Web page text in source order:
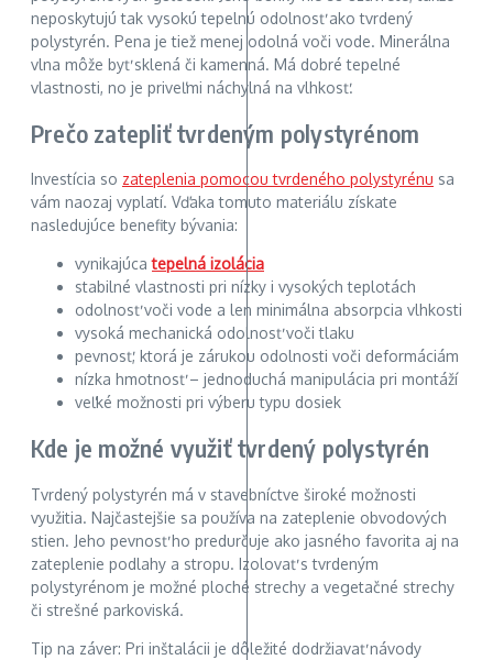
neposkytujú tak vysokú tepelnú odolnosť ako tvrdený
polystyrén. Pena je tiež menej odolná voči vode. Minerálna
vlna môže byť sklená či kamenná. Má dobré tepelné
vlastnosti, no je priveľmi náchylná na vlhkosť.
Prečo zatepliť tvrdeným polystyrénom
Investícia so zateplenia pomocou tvrdeného polystyrénu sa
vám naozaj vyplatí. Vďaka tomuto materiálu získate
nasledujúce benefity bývania:
vynikajúcatepelná izolácia
stabilné vlastnosti pri nízky i vysokých teplotách
odolnosť voči vode a len minimálna absorpcia vlhkosti
vysoká mechanická odolnosť voči tlaku
pevnosť, ktorá je zárukou odolnosti voči deformáciám
nízka hmotnosť – jednoduchá manipulácia pri montáží
veľké možnosti pri výberu typu dosiek
Kde je možné využiť tvrdený polystyrén
Tvrdený polystyrén má v stavebníctve široké možnosti
využitia. Najčastejšie sa používa na zateplenie obvodových
stien. Jeho pevnosť ho predurčuje ako jasného favorita aj na
zateplenie podlahy a stropu. Izolovať s tvrdeným
polystyrénom je možné ploché strechy a vegetačné strechy
či strešné parkoviská.
Tip na záver: Pri inštalácii je dôležité dodržiavať návody